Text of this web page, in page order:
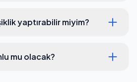
yaptırabilir miyim?
mu olacak?